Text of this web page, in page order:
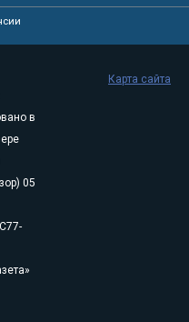
в
05
Карта сайта